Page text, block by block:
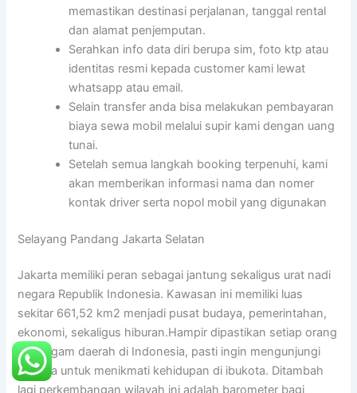
memastikan destinasi perjalanan, tanggal rental
dan alamat penjemputan.
Serahkan info data diri berupa sim, foto ktp atau
identitas resmi kepada customer kami lewat
whatsapp atau email.
Selain transfer anda bisa melakukan pembayaran
biaya sewa mobil melalui supir kami dengan uang
tunai.
Setelah semua langkah booking terpenuhi, kami
akan memberikan informasi nama dan nomer
kontak driver serta nopol mobil yang digunakan
Selayang Pandang Jakarta Selatan
Jakarta memiliki peran sebagai jantung sekaligus urat nadi
negara Republik Indonesia. Kawasan ini memiliki luas
sekitar 661,52 km2 menjadi pusat budaya, pemerintahan,
ekonomi, sekaligus hiburan.Hampir dipastikan setiap orang
dari ragam daerah di Indonesia, pasti ingin mengunjungi
Jakarta untuk menikmati kehidupan di ibukota. Ditambah